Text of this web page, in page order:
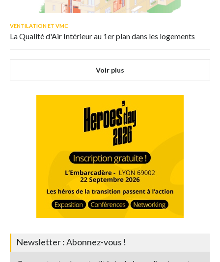
VENTILATION ET VMC
La Qualité d'Air Intérieur au 1er plan dans les logements
Voir plus
Newsletter : Abonnez-vous !